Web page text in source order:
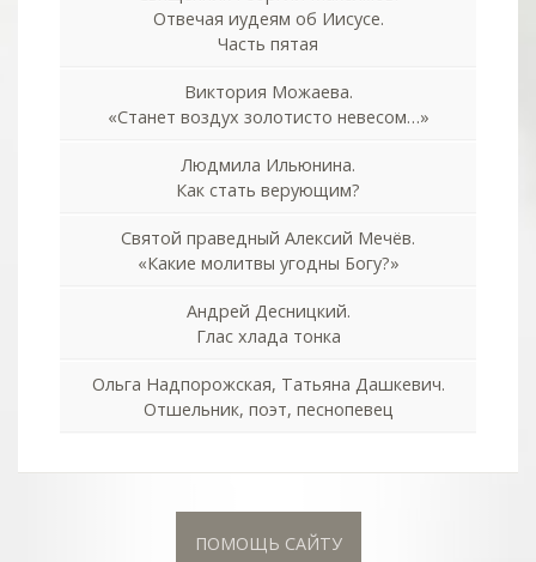
Отвечая иудеям об Иисусе.
Часть пятая
Виктория Можаева.
«Станет воздух золотисто невесом…»
Людмила Ильюнина.
Как стать верующим?
Святой праведный Алексий Мечёв.
«Какие молитвы угодны Богу?»
Андрей Десницкий.
Глас хлада тонка
Ольга Надпорожская, Татьяна Дашкевич.
Отшельник, поэт, песнопевец
ПОМОЩЬ САЙТУ